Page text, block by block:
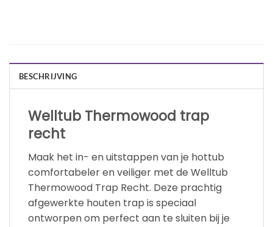
BESCHRIJVING
Welltub Thermowood trap
recht
Maak het in- en uitstappen van je hottub
comfortabeler en veiliger met de Welltub
Thermowood Trap Recht. Deze prachtig
afgewerkte houten trap is speciaal
ontworpen om perfect aan te sluiten bij je